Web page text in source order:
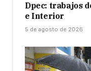
Dpec: trabajos
e Interior
5 de agosto de 2026